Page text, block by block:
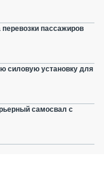
пассажиров
силовую установку для
самосвал с